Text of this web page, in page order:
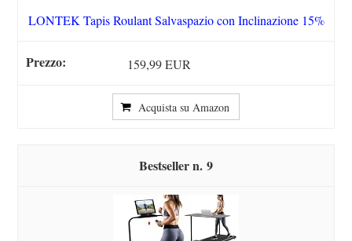
LONTEK Tapis Roulant Salvaspazio con Inclinazione 15%
159,99 EUR
Acquista su Amazon
9